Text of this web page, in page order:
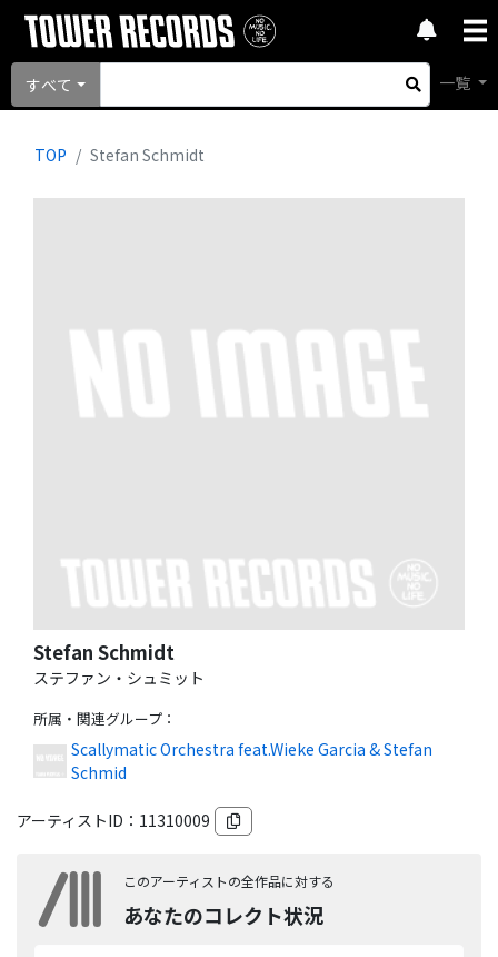
すべて 一覧
TOP Stefan Schmidt
Stefan Schmidt
ステファン・シュミット
所属・関連グループ ：
Scallymatic Orchestra feat.Wieke Garcia & Stefan
Schmid
アーティストID： 11310009
このアーティストの全作品に対する
あなたのコレクト状況